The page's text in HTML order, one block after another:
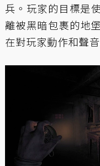
兵。玩家的目標是
離被黑暗包裹的地
在對玩家動作和聲